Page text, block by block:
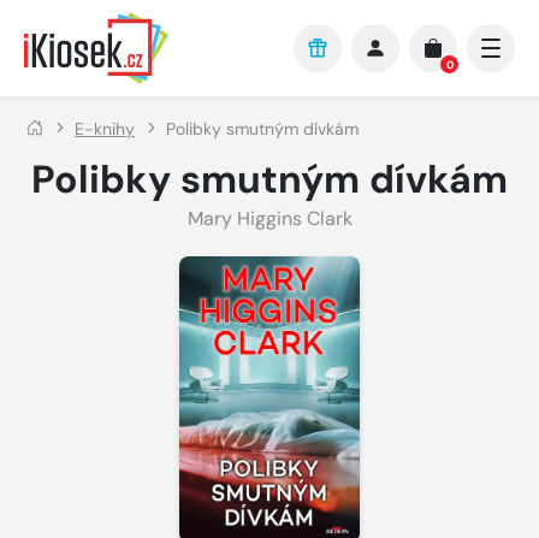
Přejít na hlavní obsah
0
E-knihy Polibky smutným dívkám
Polibky smutným dívkám
Mary Higgins Clark